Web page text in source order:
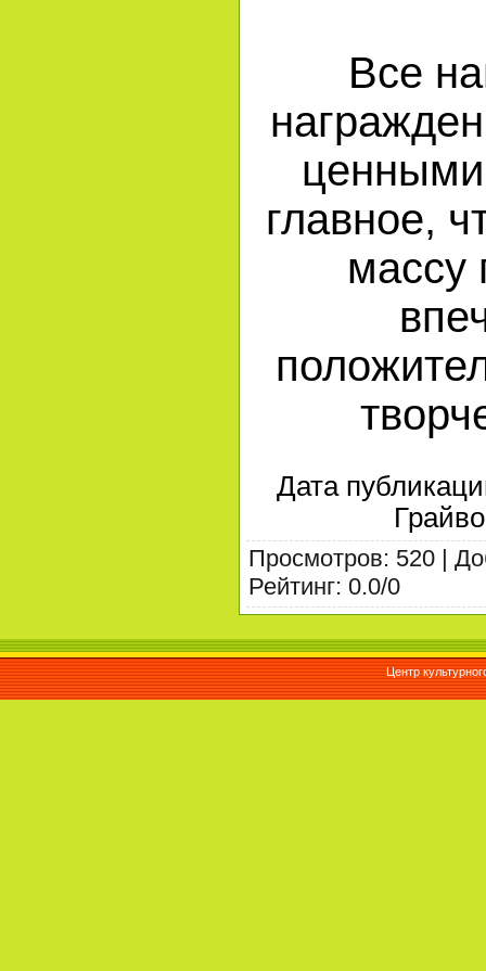
Все
главное,
массу
Дата
Просмотров: 520 |
Рейтинг: 0.0/0
Центр